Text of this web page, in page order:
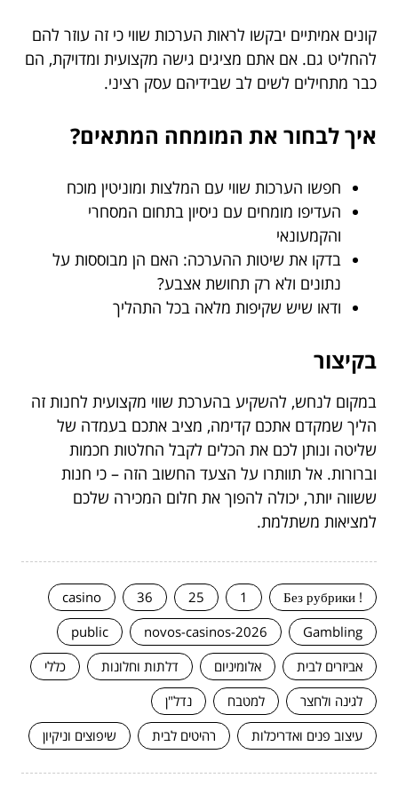
קונים אמיתיים יבקשו לראות הערכות שווי כי זה עוזר להם
להחליט גם. אם אתם מציגים גישה מקצועית ומדויקת, הם
כבר מתחילים לשים לב שבידיהם עסק רציני.
איך לבחור את המומחה המתאים?
חפשו הערכות שווי עם המלצות ומוניטין מוכח
העדיפו מומחים עם ניסיון בתחום המסחרי
והקמעונאי
בדקו את שיטות ההערכה: האם הן מבוססות על
נתונים ולא רק תחושת אצבע?
ודאו שיש שקיפות מלאה בכל התהליך
בקיצור
במקום לנחש, להשקיע בהערכת שווי מקצועית לחנות זה
הליך שמקדם אתכם קדימה, מציב אתכם בעמדה של
שליטה ונותן לכם את הכלים לקבל החלטות חכמות
וברורות. אל תוותרו על הצעד החשוב הזה – כי חנות
ששווה יותר, יכולה להפוך את חלום המכירה שלכם
למציאות משתלמת.
! Без рубрики
1
25
36
casino
Gambling
novos-casinos-2026
public
אביזרים לבית
אלומיניום דלתות וחלונות
כללי
לגינה ולחצר
למטבח
נדל"ן
עיצוב פנים ואדריכלות
רהיטים לבית שיפוצים וניקיון